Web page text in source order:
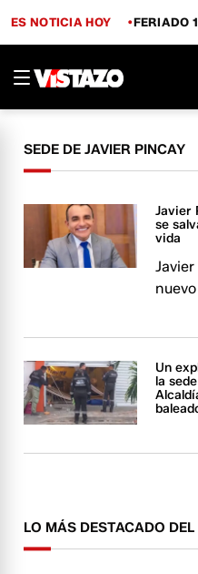
ES NOTICIA HOY FERIADO
SEDE DE JAVIER PINCAY
Javier
se
vida
Un
la
LO MÁS DESTACADO